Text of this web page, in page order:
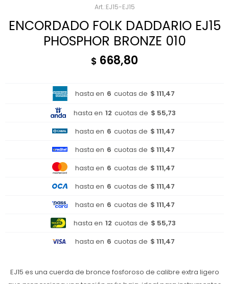
EJ15-EJ15
ENCORDADO FOLK DADDARIO EJ15
PHOSPHOR BRONZE 010
$ 668,80
hasta en 6 cuotas de $ 111,47
hasta en 12 cuotas de $ 55,73
hasta en 6 cuotas de $ 111,47
hasta en 6 cuotas de $ 111,47
hasta en 6 cuotas de $ 111,47
hasta en 6 cuotas de $ 111,47
hasta en 6 cuotas de $ 111,47
hasta en 12 cuotas de $ 55,73
hasta en 6 cuotas de $ 111,47
EJ15 es una cuerda de bronce fosforoso de calibre extra ligero